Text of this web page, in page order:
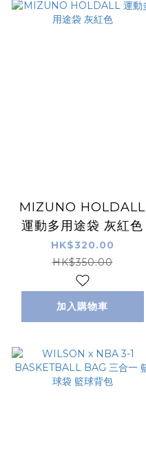
MIZUNO HOLDALL
運動多用途袋 灰紅色
HK$320.00
HK$350.00
加入購物車